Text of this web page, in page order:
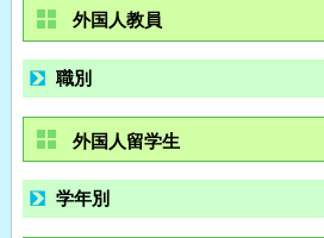
外国人教員
職別
外国人留学生
学年別